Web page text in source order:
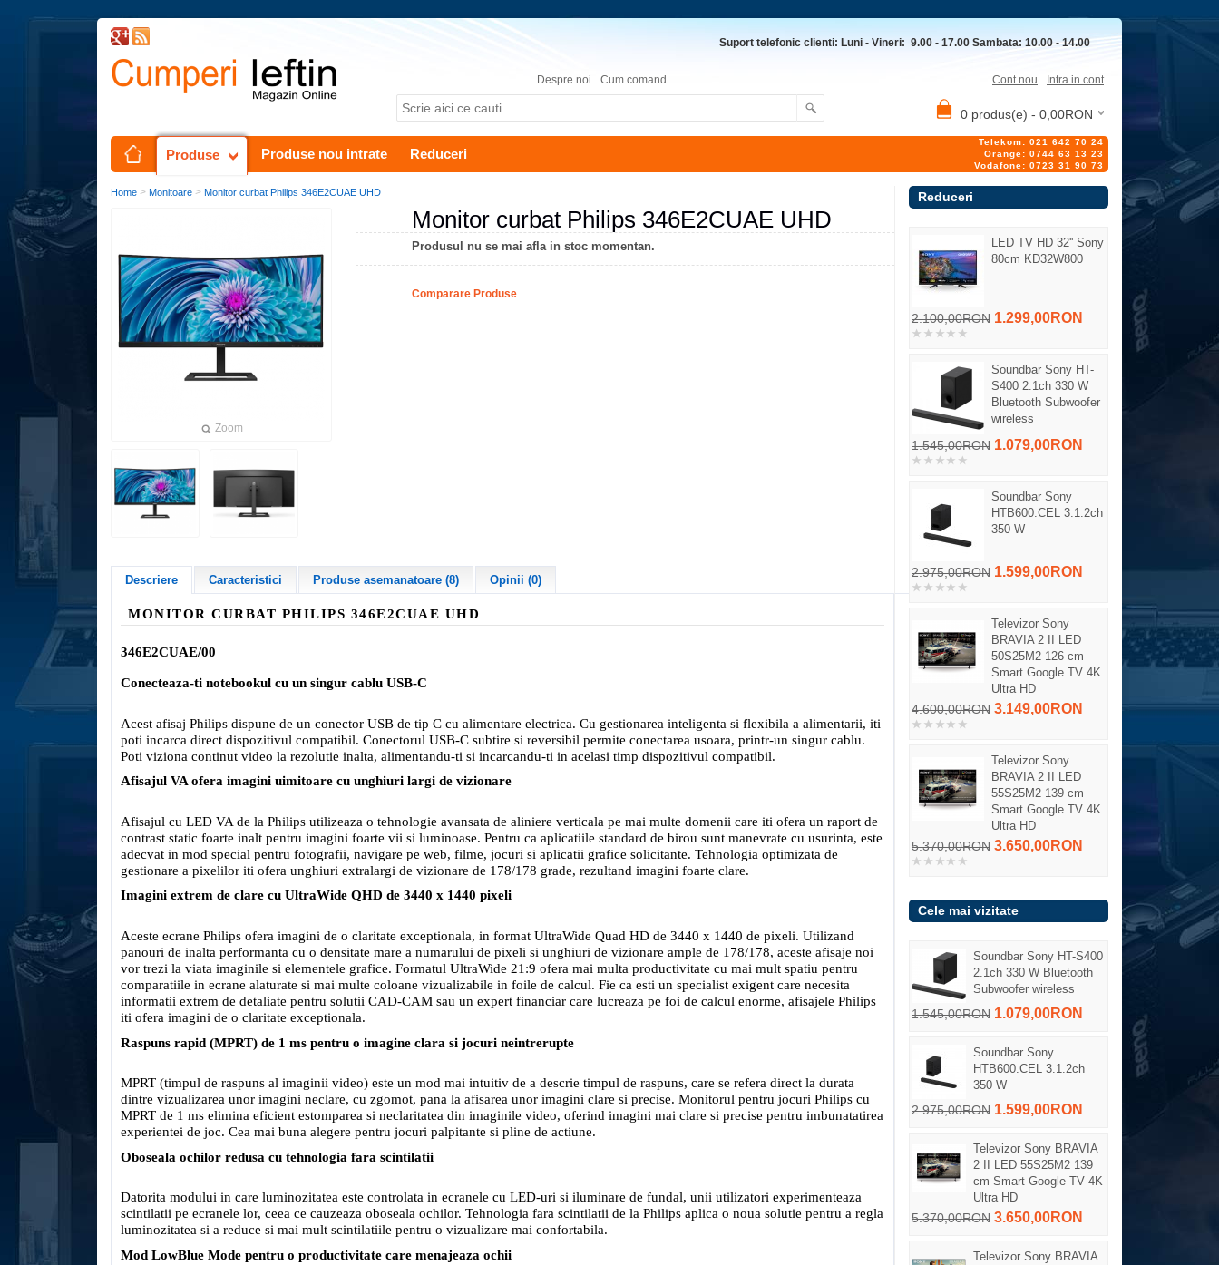
Suport telefonic clienti: Luni - Vineri: 9.00 - 17.00 Sambata: 10.00 - 14.00
Despre noi Cum comand Cont nou Intra in cont
0 produs(e) - 0,00RON
Produse Produse nou intrate Reduceri
Telekom: 021 642 70 24
Orange: 0744 63 13 23
Vodafone: 0723 31 90 73
Reduceri
LED TV HD 32'' Sony
80cm KD32W800
2.100,00RON 1.299,00RON
Soundbar Sony HT-
S400 2.1ch 330 W
Bluetooth Subwoofer
wireless
1.545,00RON 1.079,00RON
Soundbar Sony
HTB600.CEL 3.1.2ch
350 W
2.975,00RON 1.599,00RON
Televizor Sony
BRAVIA 2 II LED
50S25M2 126 cm
Smart Google TV 4K
Ultra HD
4.600,00RON 3.149,00RON
Televizor Sony
BRAVIA 2 II LED
55S25M2 139 cm
Smart Google TV 4K
Ultra HD
5.370,00RON 3.650,00RON
Cele mai vizitate
Soundbar Sony HT-S400
2.1ch 330 W Bluetooth
Subwoofer wireless
1.545,00RON 1.079,00RON
Soundbar Sony
HTB600.CEL 3.1.2ch
350 W
2.975,00RON 1.599,00RON
Televizor Sony BRAVIA
2 II LED 55S25M2 139
cm Smart Google TV 4K
Ultra HD
5.370,00RON 3.650,00RON
Televizor Sony BRAVIA
Home > Monitoare > Monitor curbat Philips 346E2CUAE UHD
Zoom
Monitor curbat Philips 346E2CUAE UHD
Produsul nu se mai afla in stoc momentan.
Comparare Produse
Descriere Caracteristici Produse asemanatoare (8) Opinii (0)
MONITOR CURBAT PHILIPS 346E2CUAE UHD
346E2CUAE/00
Conecteaza-ti notebookul cu un singur cablu USB-C
Acest afisaj Philips dispune de un conector USB de tip C cu alimentare electrica. Cu gestionarea inteligenta si flexibila a alimentarii, iti
poti incarca direct dispozitivul compatibil. Conectorul USB-C subtire si reversibil permite conectarea usoara, printr-un singur cablu.
Poti viziona continut video la rezolutie inalta, alimentandu-ti si incarcandu-ti in acelasi timp dispozitivul compatibil.
Afisajul VA ofera imagini uimitoare cu unghiuri largi de vizionare
Afisajul cu LED VA de la Philips utilizeaza o tehnologie avansata de aliniere verticala pe mai multe domenii care iti ofera un raport de
contrast static foarte inalt pentru imagini foarte vii si luminoase. Pentru ca aplicatiile standard de birou sunt manevrate cu usurinta, este
adecvat in mod special pentru fotografii, navigare pe web, filme, jocuri si aplicatii grafice solicitante. Tehnologia optimizata de
gestionare a pixelilor iti ofera unghiuri extralargi de vizionare de 178/178 grade, rezultand imagini foarte clare.
Imagini extrem de clare cu UltraWide QHD de 3440 x 1440 pixeli
Aceste ecrane Philips ofera imagini de o claritate exceptionala, in format UltraWide Quad HD de 3440 x 1440 de pixeli. Utilizand
panouri de inalta performanta cu o densitate mare a numarului de pixeli si unghiuri de vizionare ample de 178/178, aceste afisaje noi
vor trezi la viata imaginile si elementele grafice. Formatul UltraWide 21:9 ofera mai multa productivitate cu mai mult spatiu pentru
comparatiile in ecrane alaturate si mai multe coloane vizualizabile in foile de calcul. Fie ca esti un specialist exigent care necesita
informatii extrem de detaliate pentru solutii CAD-CAM sau un expert financiar care lucreaza pe foi de calcul enorme, afisajele Philips
iti ofera imagini de o claritate exceptionala.
Raspuns rapid (MPRT) de 1 ms pentru o imagine clara si jocuri neintrerupte
MPRT (timpul de raspuns al imaginii video) este un mod mai intuitiv de a descrie timpul de raspuns, care se refera direct la durata
dintre vizualizarea unor imagini neclare, cu zgomot, pana la afisarea unor imagini clare si precise. Monitorul pentru jocuri Philips cu
MPRT de 1 ms elimina eficient estomparea si neclaritatea din imaginile video, oferind imagini mai clare si precise pentru imbunatatirea
experientei de joc. Cea mai buna alegere pentru jocuri palpitante si pline de actiune.
Oboseala ochilor redusa cu tehnologia fara scintilatii
Datorita modului in care luminozitatea este controlata in ecranele cu LED-uri si iluminare de fundal, unii utilizatori experimenteaza
scintilatii pe ecranele lor, ceea ce cauzeaza oboseala ochilor. Tehnologia fara scintilatii de la Philips aplica o noua solutie pentru a regla
luminozitatea si a reduce si mai mult scintilatiile pentru o vizualizare mai confortabila.
Mod LowBlue Mode pentru o productivitate care menajeaza ochii